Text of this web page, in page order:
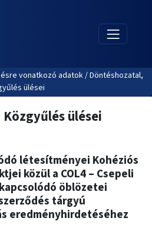
vonatkozó adatok / Döntéshozatal,
ülései
ülései
létesítményei Kohéziós
közül a COL4 – Csepeli
öblözetei
tárgyú
eredményhirdetéséhez